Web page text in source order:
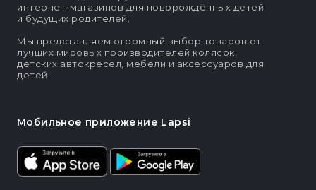
интернет-магазинов для новорождённых детей
и будущих родителей.
Мы представляем огромный выбор товаров от
лучших мировых производителей колясок,
детских автокресел, мебели и аксессуаров для
детей.
Мобильное приложение Lapsi